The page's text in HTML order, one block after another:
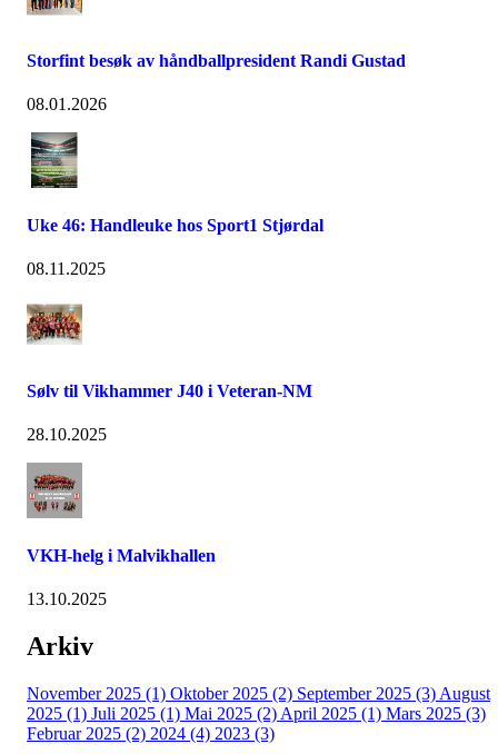
Storfint besøk av håndballpresident Randi Gustad
08.01.2026
Uke 46: Handleuke hos Sport1 Stjørdal
08.11.2025
Sølv til Vikhammer J40 i Veteran-NM
28.10.2025
VKH-helg i Malvikhallen
13.10.2025
Arkiv
November 2025 (1) Oktober 2025 (2) September 2025 (3) August
2025 (1) Juli 2025 (1) Mai 2025 (2) April 2025 (1) Mars 2025 (3)
Februar 2025 (2) 2024 (4) 2023 (3)